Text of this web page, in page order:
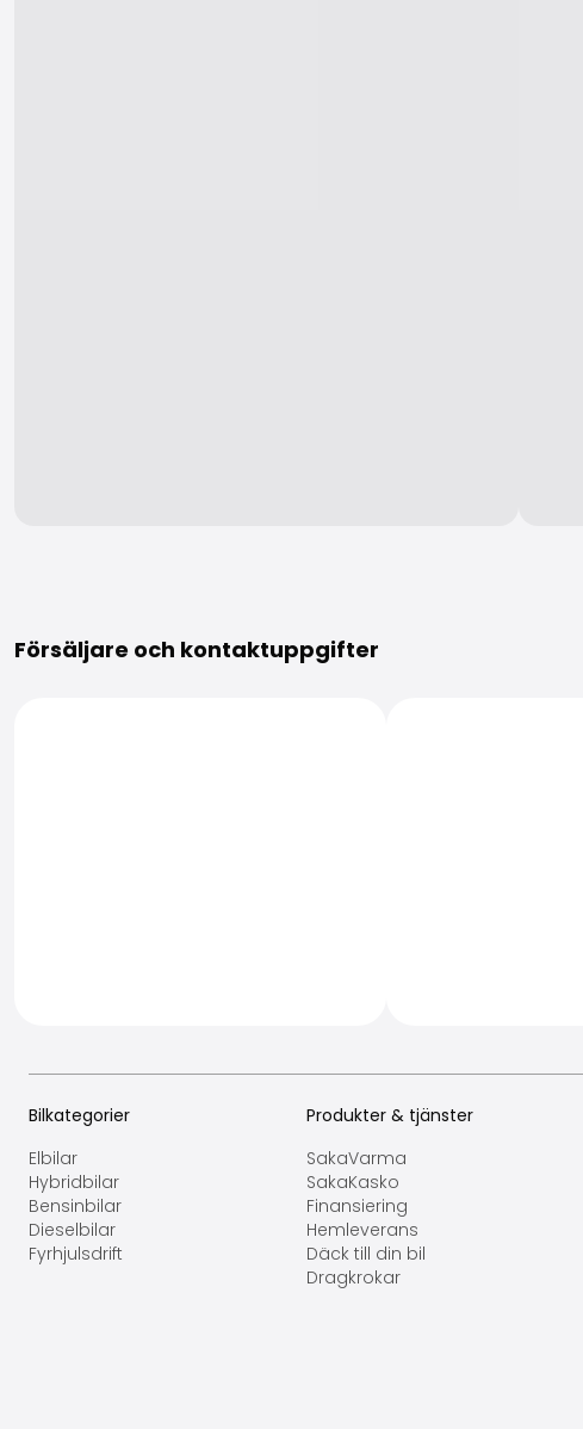
Försäljare och kontaktuppgifter
Bilkategorier
Elbilar
Hybridbilar
Bensinbilar
Dieselbilar
Fyrhjulsdrift
Produkter & tjänster
SakaVarma
SakaKasko
Finansiering
Hemleverans
Däck till din bil
Dragkrokar